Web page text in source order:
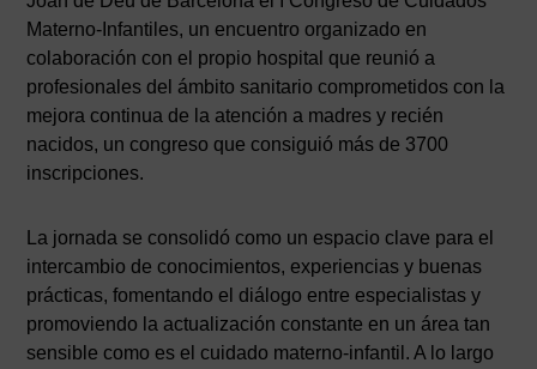
Materno-Infantiles, un encuentro organizado en
colaboración con el propio hospital que reunió a
profesionales del ámbito sanitario comprometidos con la
mejora continua de la atención a madres y recién
nacidos, un congreso que consiguió más de 3700
inscripciones.
La jornada se consolidó como un espacio clave para el
intercambio de conocimientos, experiencias y buenas
prácticas, fomentando el diálogo entre especialistas y
promoviendo la actualización constante en un área tan
sensible como es el cuidado materno-infantil. A lo largo